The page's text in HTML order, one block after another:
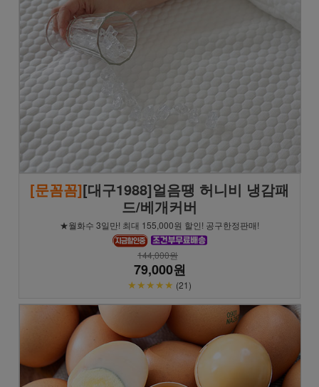
[문꼼꼼][대구1988]얼음땡 허니비 냉감패
드/베개커버
★월화수 3일만! 최대 155,000원 할인! 공구한정판매!
144,000원
79,000원
★★★★★ (21)